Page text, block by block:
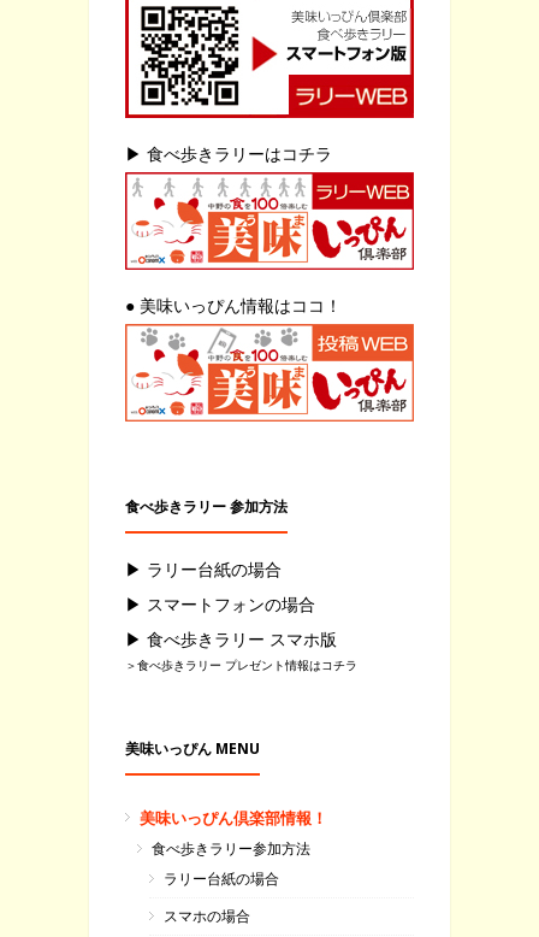
▶ 食べ歩きラリーはコチラ
● 美味いっぴん情報はココ！
食べ歩きラリー 参加方法
▶ ラリー台紙の場合
▶ スマートフォンの場合
▶ 食べ歩きラリー スマホ版
＞食べ歩きラリー プレゼント情報はコチラ
美味いっぴん MENU
美味いっぴん倶楽部情報！
食べ歩きラリー参加方法
ラリー台紙の場合
スマホの場合